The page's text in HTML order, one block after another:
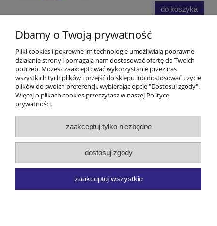
do koszyka
Pomoc
Zwróć Towar
Moje konto
Informacje
O nas
MAM Jaśma | Kłodzka 8, 58-210 Łagiewniki | NIP: 9140000737 |
REGON: 930069983 | Telefony:74 89 39 345,606 983 862,602 525
Dbamy o Twoją prywatność
Pliki cookies i pokrewne im technologie umożliwiają poprawne
działanie strony i pomagają nam dostosować ofertę do Twoich
potrzeb. Możesz zaakceptować wykorzystanie przez nas
wszystkich tych plików i przejść do sklepu lub dostosować użycie
plików do swoich preferencji, wybierając opcję "Dostosuj zgody".
Więcej o plikach cookies przeczytasz w naszej Polityce
prywatności.
zaakceptuj tylko niezbędne
dostosuj zgody
zaakceptuj wszystkie